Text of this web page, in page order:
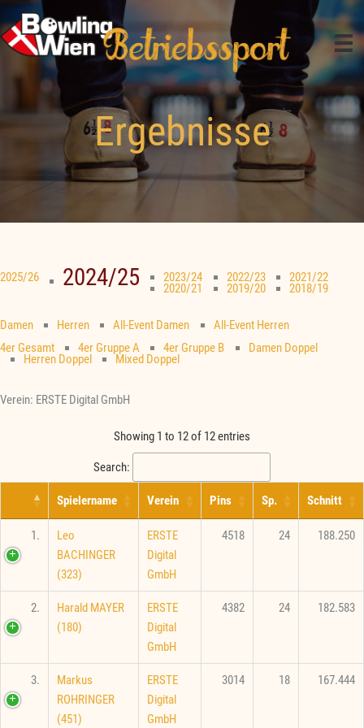
Zum
Inhalt
springen
Ergebnisse
2025/26 2024/25 2023/24 2022/23 2021/22
2020/21 2019/20 2018/19
Damen Herren All-Event Damen
All-Event Herren
4er Gesamt
4er Gruppe A 4er Gruppe B Damen Doppel
Herren Doppel Mixed Doppel
Verein: ERSTE Digital GmbH
Showing 1 to 12 of 12 entries
Search:
Spielername Verein Pins Sp. Schnitt
1.
Leo
BACHINGER
(323)
ERSTE
Digital
GmbH
4518 24 188.250
2.
Harald MAYER
(180)
ERSTE
Digital
GmbH
4382 24 182.583
3.
Markus
ROHRINGER
(451)
ERSTE
Digital
GmbH
3014 18 167.444